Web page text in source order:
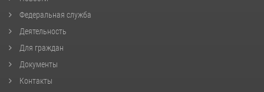
Федеральная служба
Деятельность
Для граждан
Документы
Контакты